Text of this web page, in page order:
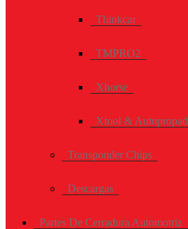
Thinkcar
TMPRO2
Xhorse
Xtool & Autopropad
Transponder Chips
Descargas
Partes De Cerradura Automotriz